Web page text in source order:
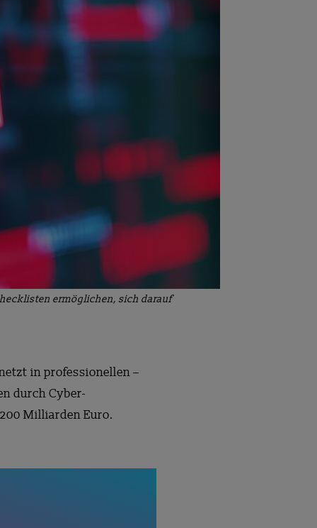
ermöglichen, sich darauf
in professionellen –
durch Cyber-
Milliarden Euro.